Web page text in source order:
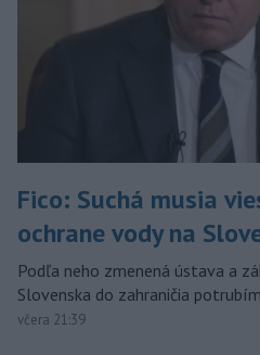
Fico: Suchá musia
ochrane vody na
Podľa neho zmenená ústava a
Slovenska do zahraničia
včera 21:39